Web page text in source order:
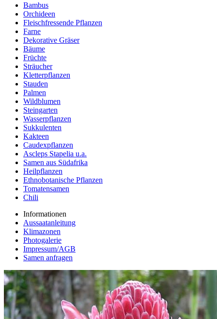
Bambus
Orchideen
Fleischfressende Pflanzen
Farne
Dekorative Gräser
Bäume
Früchte
Sträucher
Kletterpflanzen
Stauden
Palmen
Wildblumen
Steingarten
Wasserpflanzen
Sukkulenten
Kakteen
Caudexpflanzen
Ascleps Stapelia u.a.
Samen aus Südafrika
Heilpflanzen
Ethnobotanische Pflanzen
Tomatensamen
Chili
Informationen
Aussaatanleitung
Klimazonen
Photogalerie
Impressum/AGB
Samen anfragen